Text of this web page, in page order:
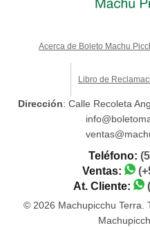
Acerca de Boleto Machu
Libro de
Dirección: Calle Recoleta
Teléfono:
Ventas:
At. Cliente:
© 2026 Machupicchu Terra.